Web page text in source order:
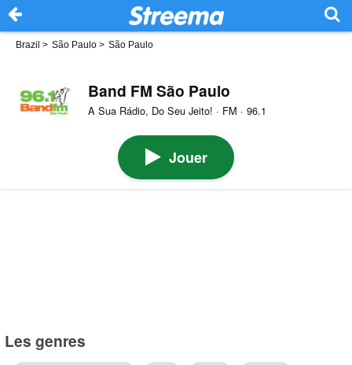
Brazil > São Paulo > São Paulo
Band FM São Paulo
A Sua Rádio, Do Seu Jeito! · FM · 96.1
Jouer
Les genres